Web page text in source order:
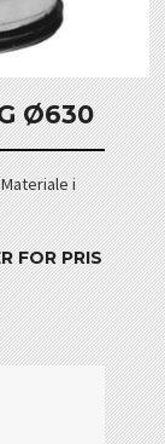
Ø630
i
FOR PRIS